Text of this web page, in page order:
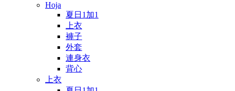
Hoja
夏日1加1
上衣
褲子
外套
連身衣
背心
上衣